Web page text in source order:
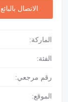
الاتصال بالبائع
الماركة:
الفئة:
رقم مرجعي:
الموقع: